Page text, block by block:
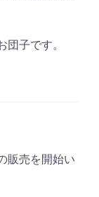
子です。
販売を開始い